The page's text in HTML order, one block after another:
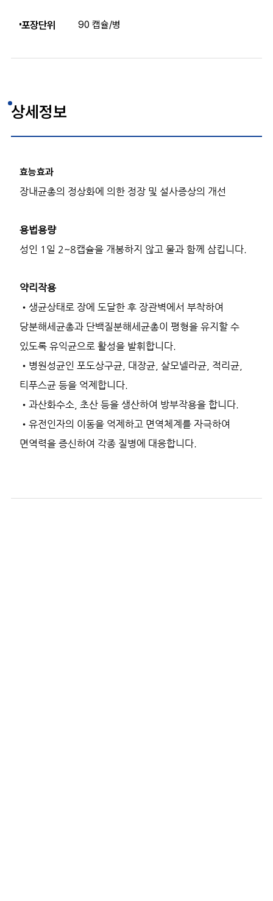
포장단위 90 캡슐/병
상세정보
효능효과
장내균총의 정상화에 의한 정장 및 설사증상의 개선
용법용량
성인 1일 2~8캡슐을 개봉하지 않고 물과 함께 삼킵니다.
약리작용
•생균상태로 장에 도달한 후 장관벽에서 부착하여
당분해세균총과 단백질분해세균총이 평형을 유지할 수
있도록 유익균으로 활성을 발휘합니다.
•병원성균인 포도상구균, 대장균, 살모넬라균, 적리균,
티푸스균 등을 억제합니다.
•과산화수소, 초산 등을 생산하여 방부작용을 합니다.
•유전인자의 이동을 억제하고 면역체계를 자극하여
면역력을 증신하여 각종 질병에 대응합니다.